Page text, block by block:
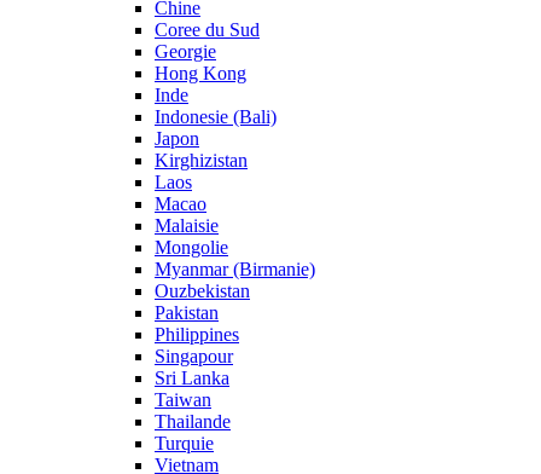
Chine
Coree du Sud
Georgie
Hong Kong
Inde
Indonesie (Bali)
Japon
Kirghizistan
Laos
Macao
Malaisie
Mongolie
Myanmar (Birmanie)
Ouzbekistan
Pakistan
Philippines
Singapour
Sri Lanka
Taiwan
Thailande
Turquie
Vietnam